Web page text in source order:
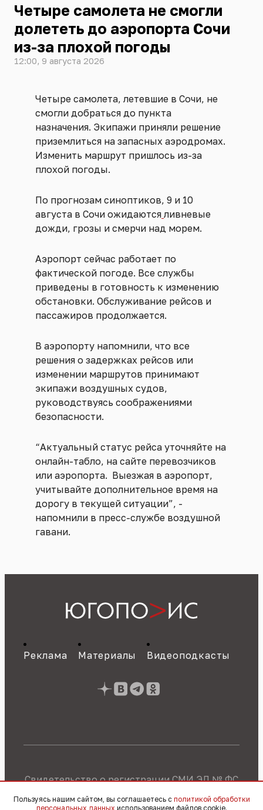
Четыре самолета не смогли
долететь до аэропорта Сочи
из-за плохой погоды
12:00, 9 августа 2026
Четыре самолета, летевшие в Сочи, не
смогли добраться до пункта
назначения. Экипажи приняли решение
приземлиться на запасных аэродромах.
Изменить маршрут пришлось из-за
плохой погоды.
По прогнозам синоптиков, 9 и 10
августа в Сочи ожидаются ливневые
дожди, грозы и смерчи над морем.
Аэропорт сейчас работает по
фактической погоде. Все службы
приведены в готовность к изменению
обстановки. Обслуживание рейсов и
пассажиров продолжается.
В аэропорту напомнили, что все
решения о задержках рейсов или
изменении маршрутов принимают
экипажи воздушных судов,
руководствуясь соображениями
безопасности.
“Актуальный статус рейса уточняйте на
онлайн-табло, на сайте перевозчиков
или аэропорта. Выезжая в аэропорт,
учитывайте дополнительное время на
дорогу в текущей ситуации”, -
напомнили в пресс-службе воздушной
гавани.
Реклама Материалы Видеоподкасты
Свидетельство о регистрации СМИ ЭЛ № ФС
обработке персональных данных
Пользуясь нашим сайтом, вы соглашаетесь с политикой обработки
персональных данных использованием файлов cookie.